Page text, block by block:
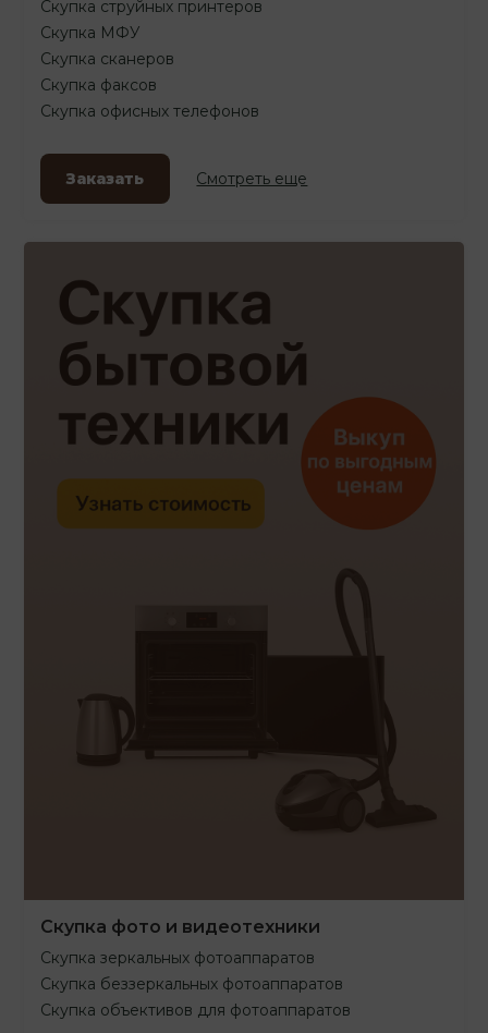
Скупка струйных принтеров
Скупка МФУ
Скупка сканеров
Скупка факсов
Скупка офисных телефонов
Заказать Смотреть еще
Скупка фото и видеотехники
Скупка зеркальных фотоаппаратов
Скупка беззеркальных фотоаппаратов
Скупка объективов для фотоаппаратов